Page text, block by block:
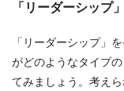
「リーダーシップ
「リーダーシップ」
がどのようなタイプ
てみましょう。考え